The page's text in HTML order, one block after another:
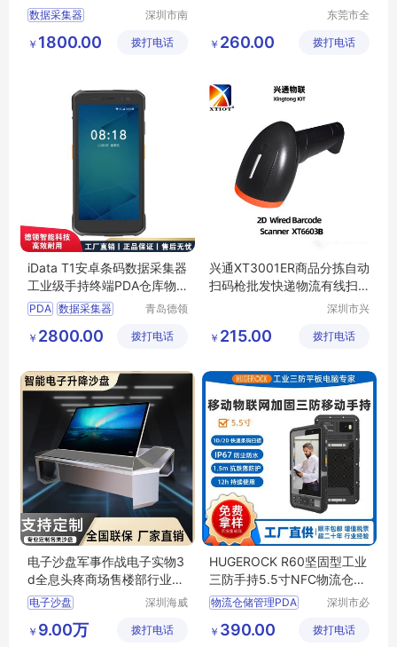
防仓库物流PDA
数据采集器
仓库盘点机
深圳市南
技有限公
￥ 1800.00 拨打电话
东莞市全
技有限公
￥ 260.00 拨打电话
iData T1安卓条码数据采集器
工业级手持终端PDA仓库物
流盘点机
PDA 数据采集器
青岛德领
有限公司
￥ 2800.00 拨打电话
兴通XT3001ER商品分拣自动
扫码枪批发快递物流有线扫
深圳市兴
技有限公
￥ 215.00 拨打电话
电子沙盘军事作战电子实物3
d全息头疼商场售楼部行业化
区设备
电子沙盘
深圳海威
有限公司
￥ 9.00万 拨打电话
HUGEROCK R60坚固型工业
三防手持5.5寸NFC物流仓储
管理PDA
物流仓储管理PDA
条码 二维码
深圳市必
息技术有
￥ 390.00 拨打电话